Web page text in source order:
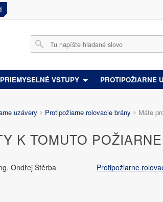
PRIEMYSELNÉ VSTUPY PROTIPOŽIARNE
uzávery Protipožiarne rolovacie brány Máte
K TOMUTO
Ondřej Štěrba Protipožiarne